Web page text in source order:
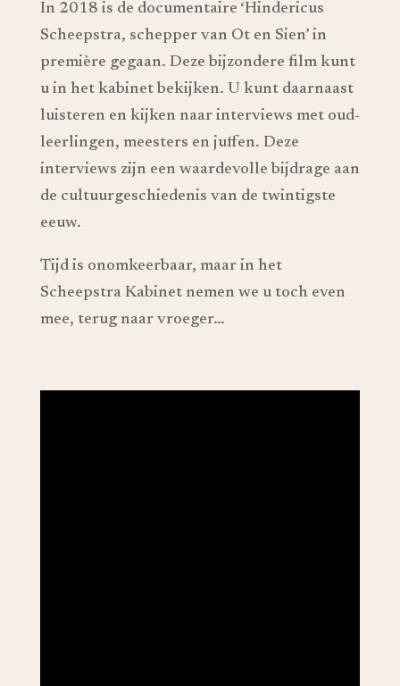
In 2018 is de documentaire ‘Hindericus
Scheepstra, schepper van Ot en Sien’ in
première gegaan. Deze bijzondere film kunt
u in het kabinet bekijken. U kunt daarnaast
luisteren en kijken naar interviews met oud-
leerlingen, meesters en juffen. Deze
interviews zijn een waardevolle bijdrage aan
de cultuurgeschiedenis van de twintigste
eeuw.
Tijd is onomkeerbaar, maar in het
Scheepstra Kabinet nemen we u toch even
mee, terug naar vroeger…